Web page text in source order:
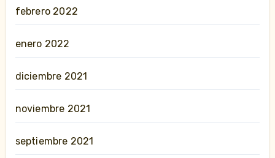
febrero 2022
enero 2022
diciembre 2021
noviembre 2021
septiembre 2021